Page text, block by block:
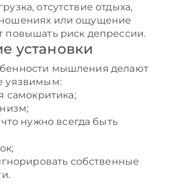
отсутствие отдыха,
или ощущение
повышать риск депрессии.
установки
мышления делают
уязвимым:
самокритика;
нужно всегда быть
собственные